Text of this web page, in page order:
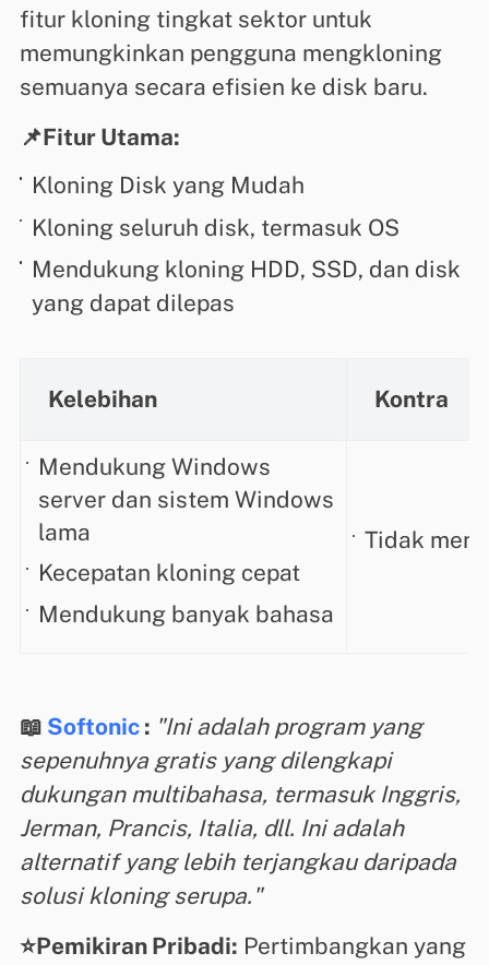
fitur kloning tingkat sektor untuk
memungkinkan pengguna mengkloning
semuanya secara efisien ke disk baru.
📌Fitur Utama:
Kloning Disk yang Mudah
Kloning seluruh disk, termasuk OS
Mendukung kloning HDD, SSD, dan disk
yang dapat dilepas
Kelebihan Kontra
Mendukung Windows
server dan sistem Windows
lama
Kecepatan kloning cepat
Mendukung banyak bahasa
Tidak
📖 Softonic: "Ini adalah program yang
sepenuhnya gratis yang dilengkapi
dukungan multibahasa, termasuk Inggris,
Jerman, Prancis, Italia, dll. Ini adalah
alternatif yang lebih terjangkau daripada
solusi kloning serupa."
⭐Pemikiran Pribadi: Pertimbangkan yang